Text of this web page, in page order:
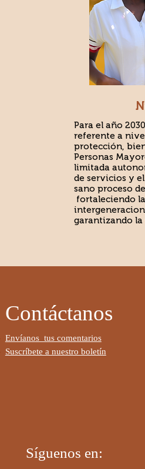
Para el año
referente a
protección,
Personas
limitada
de servicios y
sano proceso
fortaleciendo
garantizando
Contáctanos
Envíanos tus comentarios
Suscríbete a nuestro boletín
Síguenos en: